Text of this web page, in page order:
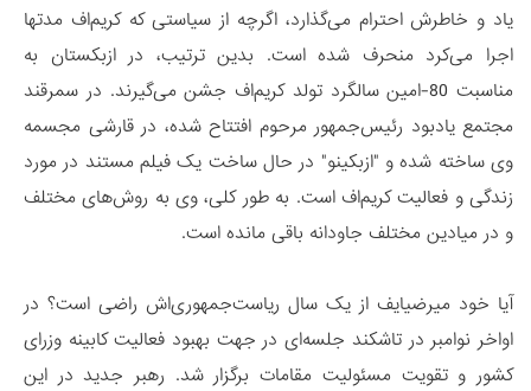
یاد و خاطرش احترام می‌گذارد، اگرچه از سیاستی که کریم‌اف مدتها
اجرا می‌کرد منحرف شده است. بدین ترتیب، در ازبکستان به
مناسبت 80-امین سالگرد تولد کریم‌اف جشن می‌گیرند. در سمرقند
مجتمع یادبود رئیس‌جمهور مرحوم افتتاح شده، در قارشی مجسمه
وی ساخته شده و "ازبکینو" در حال ساخت یک فیلم مستند در مورد
زندگی و فعالیت کریم‌اف است. به طور کلی، وی به روش‌های مختلف
و در میادین مختلف جاودانه باقی مانده است.
آیا خود میرضیایف از یک سال ریاست‌جمهوری‌اش راضی است؟ در
اواخر نوامبر در تاشکند جلسه‌ای در جهت بهبود فعالیت کابینه وزرای
کشور و تقویت مسئولیت مقامات برگزار شد. رهبر جدید در این